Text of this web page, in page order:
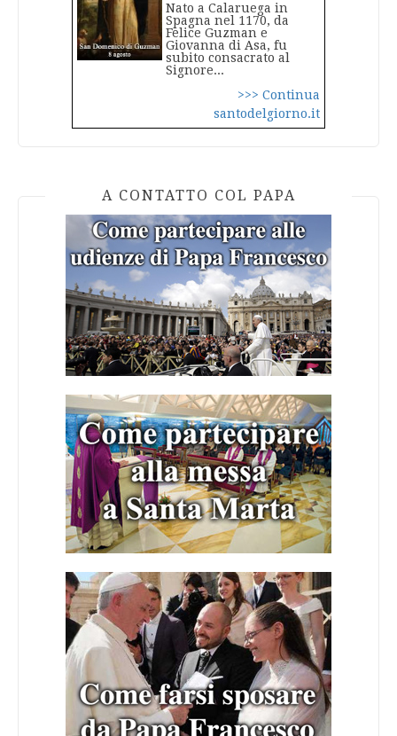
Nato a Calaruega in
Spagna nel 1170, da
Felice Guzman e
Giovanna di Asa, fu
subito consacrato al
Signore...
>>> Continua
santodelgiorno.it
A CONTATTO COL PAPA